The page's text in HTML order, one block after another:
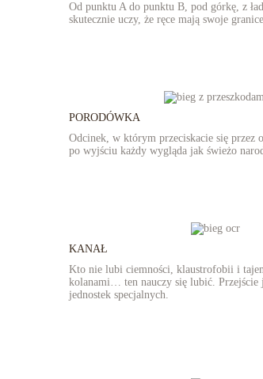
Od punktu A do punktu B, pod górkę, z
skutecznie uczy, że ręce mają swoje
PORODÓWKA
Odcinek, w którym przeciskacie się przez
po wyjściu każdy wygląda jak świeżo
KANAŁ
Kto nie lubi ciemności, klaustrofobii i
kolanami… ten nauczy się lubić. Przejście
jednostek specjalnych.